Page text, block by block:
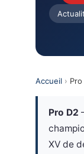
Accueil › Pro
Pro D2
XV de